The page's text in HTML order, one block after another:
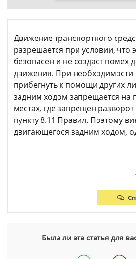
Движение транспортного
разрешается при условии, что
безопасен и не создаст помех
движения. При необходимости
прибегнуть к помощи других
задним ходом запрещается на
местах, где запрещен разворот
пункту 8.11 Правил. Поэтому
двигающегося задним ходом,
Была ли эта статья для